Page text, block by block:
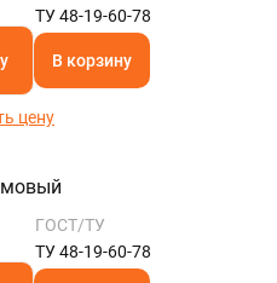
ТУ 48-19-60-78
В корзину
цену
ГОСТ/ТУ
ТУ 48-19-60-78